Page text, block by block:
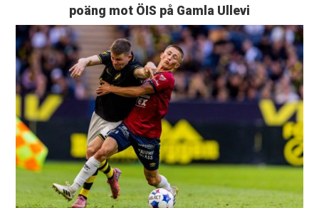
poäng mot ÖIS på Gamla Ullevi